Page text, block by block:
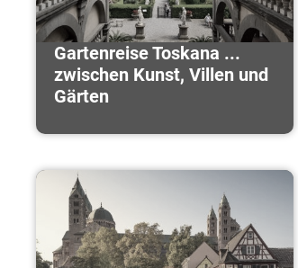
Gartenreise Toskana ...
zwischen Kunst, Villen und
Gärten